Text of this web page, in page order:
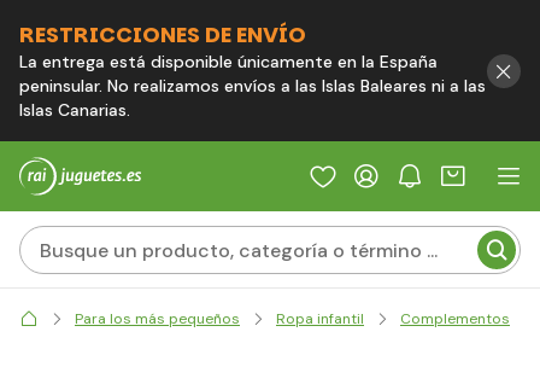
RESTRICCIONES DE ENVÍO
La entrega está disponible únicamente en la España
peninsular. No realizamos envíos a las Islas Baleares ni a las
Islas Canarias.
Para los más pequeños Ropa infantil Complementos